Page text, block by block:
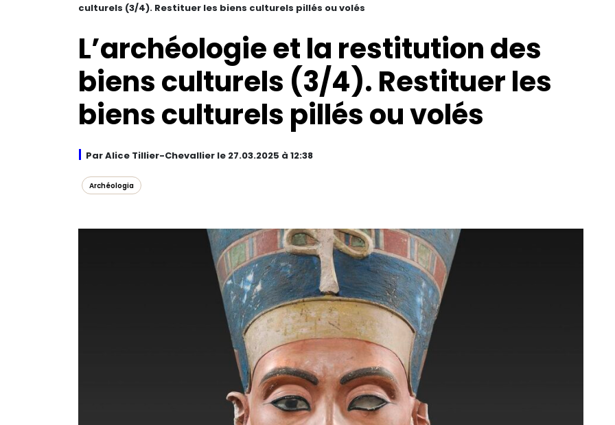
culturels (3/4). Restituer les biens culturels pillés ou volés
L’archéologie et la restitution des
biens culturels (3/4). Restituer les
biens culturels pillés ou volés
Par Alice Tillier-Chevallier le 27.03.2025 à 12:38
Archéologia